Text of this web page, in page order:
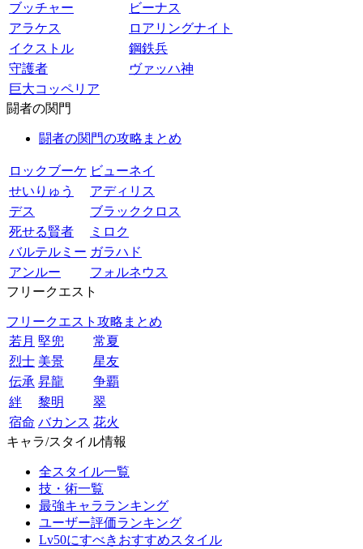
ブッチャー
ビーナス
アラケス
ロアリングナイト
イクストル
鋼鉄兵
守護者
ヴァッハ神
巨大コッペリア
闘者の関門
闘者の関門の攻略まとめ
ロックブーケ ビューネイ
せいりゅう
アディリス
デス
ブラッククロス
死せる賢者
ミロク
バルテルミー ガラハド
アンルー
フォルネウス
フリークエスト
フリークエスト攻略まとめ
若月 堅兜
常夏
烈士 美景
星友
伝承 昇龍
争覇
絆
黎明
翠
宿命 バカンス 花火
キャラ/スタイル情報
全スタイル一覧
技・術一覧
最強キャラランキング
ユーザー評価ランキング
Lv50にすべきおすすめスタイル